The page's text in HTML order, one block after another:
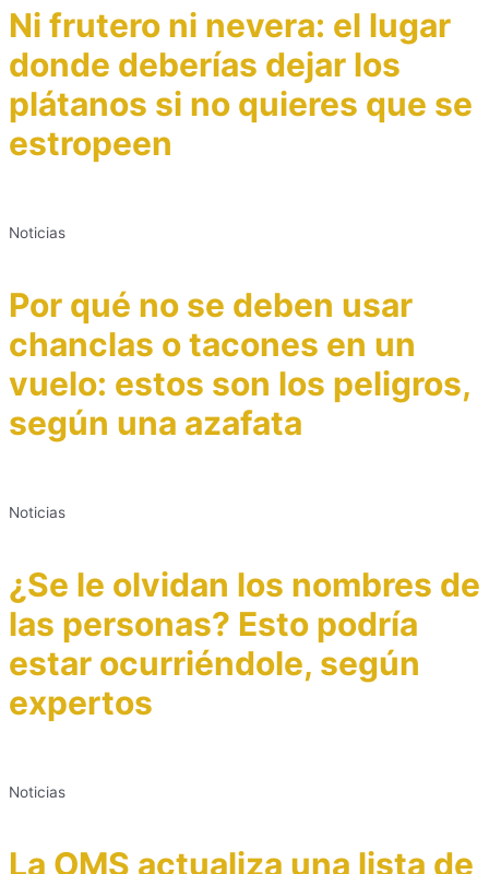
Ni frutero ni nevera: el lugar
donde deberías dejar los
plátanos si no quieres que se
estropeen
Noticias
Por qué no se deben usar
chanclas o tacones en un
vuelo: estos son los peligros,
según una azafata
Noticias
¿Se le olvidan los nombres de
las personas? Esto podría
estar ocurriéndole, según
expertos
Noticias
La OMS actualiza una lista de